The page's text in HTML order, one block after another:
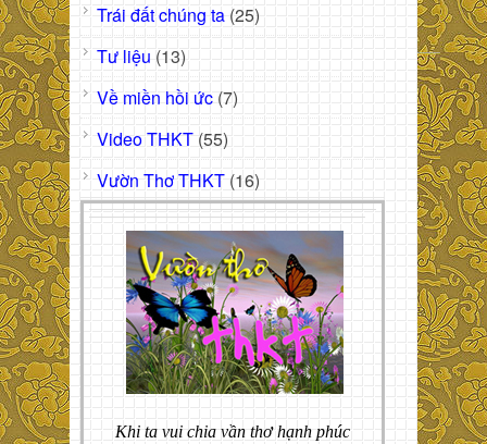
Trái đất chúng ta (25)
Tư liệu (13)
Về miền hồi ức (7)
Video THKT (55)
Vườn Thơ THKT (16)
Khi ta vui chia vần thơ hạnh phúc